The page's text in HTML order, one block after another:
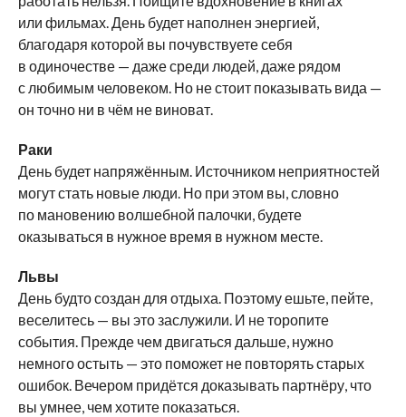
или фильмах. День будет наполнен энергией,
благодаря которой вы почувствуете себя
в одиночестве — даже среди людей, даже рядом
с любимым человеком. Но не стоит показывать вида —
он точно ни в чём не виноват.
Раки
День будет напряжённым. Источником неприятностей
могут стать новые люди. Но при этом вы, словно
по мановению волшебной палочки, будете
оказываться в нужное время в нужном месте.
Львы
День будто создан для отдыха. Поэтому ешьте, пейте,
веселитесь — вы это заслужили. И не торопите
события. Прежде чем двигаться дальше, нужно
немного остыть — это поможет не повторять старых
ошибок. Вечером придётся доказывать партнёру, что
вы умнее, чем хотите показаться.